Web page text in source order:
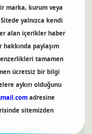
marka, kurum veya
yalnızca kendi
alan içerikler haber
paylaşım
tamamen
ücretsiz bir bilgi
aykırı olduğunu
adresine
sitemizden